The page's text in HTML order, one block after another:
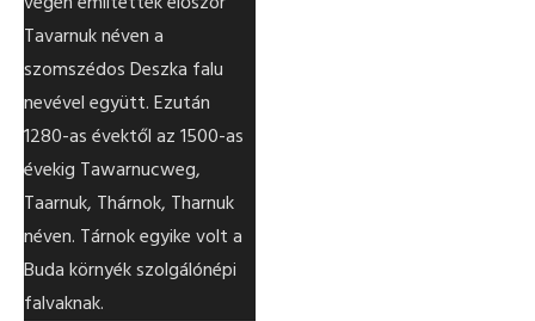
Tavarnuk néven a
szomszédos Deszka falu
nevével együtt. Ezután
1280-as évektől az 1500-as
évekig Tawarnucweg,
Taarnuk, Thárnok, Tharnuk
néven. Tárnok egyike volt a
Buda környék szolgálónépi
falvaknak.